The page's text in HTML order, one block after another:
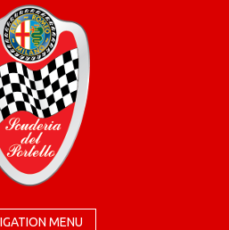
MENU